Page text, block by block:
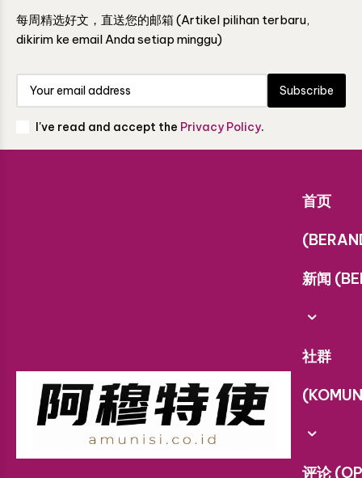
每周精选好文，直送您的邮箱 (Artikel pilihan terbaru,
dikirim ke email Anda setiap minggu)
Subscribe
I've read and accept the Privacy Policy.
首页
新闻
社群
评论